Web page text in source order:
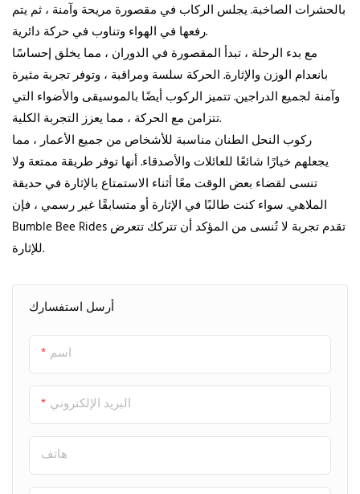
أرسل استفسارك
اسم
البريد الإلكتروني
هاتف
بالحشرات الصاخبة. يجلس الركاب في مقصورة مريحة وآمنة ، ثم يتم
رفعها في الهواء وتناوب في حركة دائرية.
مع بدء الرحلة ، تبدأ المقصورة في الدوران ، مما يخلق إحساسًا
بانعدام الوزن والإثارة. الحركة سلسة ومراقبة ، وتوفر تجربة مثيرة
وآمنة لجميع الدراجين. تتميز الركوب أيضًا بالموسيقى والأضواء التي
تتزامن مع الحركة ، مما يعزز التجربة الكلية.
ركوب النحل الطنان مناسبة للأشخاص من جميع الأعمار ، مما
يجعلهم خيارًا شائعًا للعائلات والأصدقاء. أنها توفر طريقة ممتعة ولا
تنسى لقضاء بعض الوقت معًا أثناء الاستمتاع بالإثارة في حديقة
الملاهي. سواء كنت طالبًا في الإثارة أو متسابقًا غير رسمي ، فإن
Bumble Bee Rides تقدم تجربة لا تُنسى من المؤكد أن تتركك تتعرض
للإثارة.